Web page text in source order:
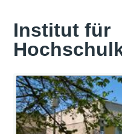
Institut für